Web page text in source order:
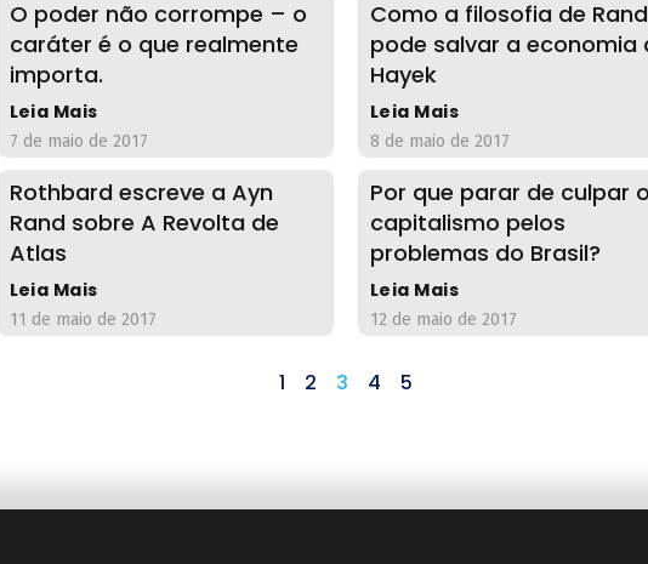
O poder não corrompe – o
caráter é o que realmente
importa.
Leia Mais
7 de maio de 2017
Como a filosofia de Rand
pode salvar a economia
Hayek
Leia Mais
8 de maio de 2017
Rothbard escreve a Ayn
Rand sobre A Revolta de
Atlas
Leia Mais
11 de maio de 2017
Por que parar de culpar o
capitalismo pelos
problemas do Brasil?
Leia Mais
12 de maio de 2017
1 2 3 4 5